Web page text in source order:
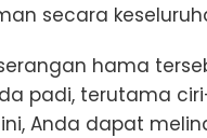
secara
hama
padi, terutama
Anda dapat